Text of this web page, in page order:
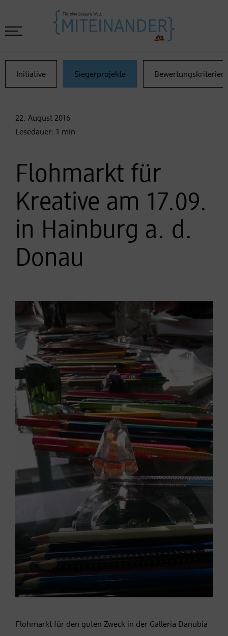
Initiative Siegerprojekte Bewertungskriterien
22. August 2016
Lesedauer: 1 min
Flohmarkt für
Kreative am 17.09.
in Hainburg a. d.
Donau
Flohmarkt für den guten Zweck in der Galleria Danubia